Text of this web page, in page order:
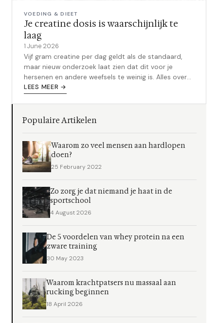
VOEDING & DIEET
Je creatine dosis is waarschijnlijk te
laag
1 June 2026
Vijf gram creatine per dag geldt als de standaard,
maar nieuw onderzoek laat zien dat dit voor je
hersenen en andere weefsels te weinig is. Alles over
dosering, timing en combinaties.
LEES MEER →
Populaire Artikelen
Waarom zo veel mensen aan hardlopen
doen?
25 February 2022
Zo zorg je dat niemand je haat in de
sportschool
4 August 2026
De 5 voordelen van whey protein na een
zware training
30 May 2023
Waarom krachtpatsers nu massaal aan
rucking beginnen
18 April 2026